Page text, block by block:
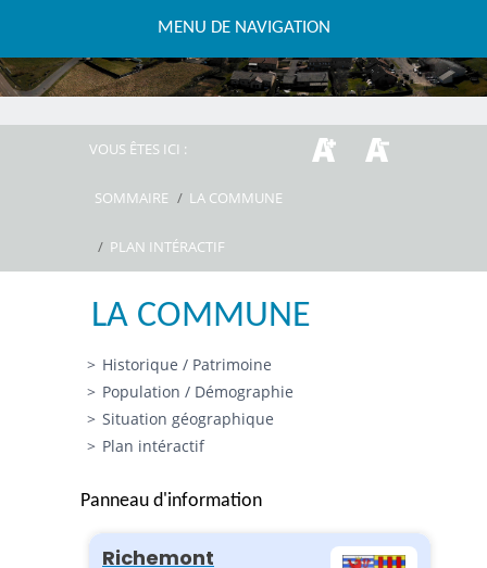
MENU DE NAVIGATION
VOUS ÊTES ICI :
SOMMAIRE / LA COMMUNE
/ PLAN INTÉRACTIF
LA COMMUNE
Historique / Patrimoine
Population / Démographie
Situation géographique
Plan intéractif
Panneau d'information